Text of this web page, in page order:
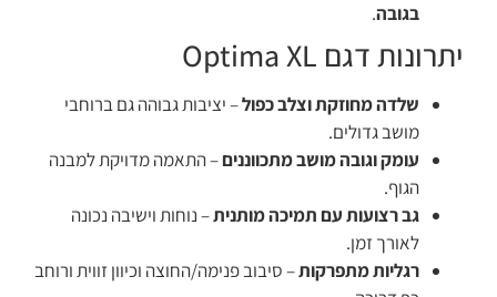
בגובה.
יתרונות דגם Optima XL
שלדה מחוזקת וצלב כפול– יציבות גבוהה גם ברוחבי
מושב גדולים.
עומק וגובה מושב מתכווננים– התאמה מדויקת למבנה
הגוף.
גב רצועות עם תמיכה מותנית– נוחות וישיבה נכונה
לאורך זמן.
רגליות מתפרקות– סיבוב פנימה/החוצה וכיוון זווית ורוחב